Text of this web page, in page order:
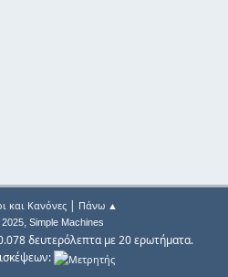
και Κανόνες| Πάνω ▲
, Simple Machines
δευτερόλεπτα με 20 ερωτήματα.